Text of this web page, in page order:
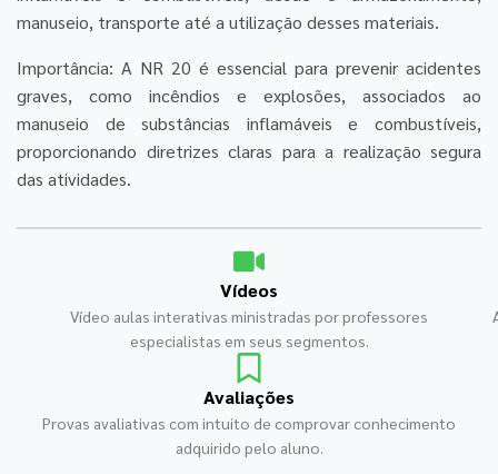
manuseio, transporte até a utilização desses materiais.
Importância: A NR 20 é essencial para prevenir acidentes
graves, como incêndios e explosões, associados ao
manuseio de substâncias inflamáveis e combustíveis,
proporcionando diretrizes claras para a realização segura
das atividades.
Vídeos
Vídeo aulas interativas ministradas por professores
especialistas em seus segmentos.
Avaliações
Provas avaliativas com intuito de comprovar conhecimento
adquirido pelo aluno.